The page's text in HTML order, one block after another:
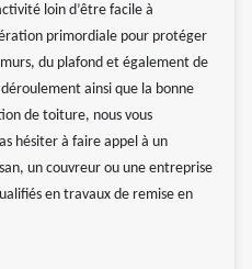
loin d’être facile à
primordiale pour protéger
du plafond et également de
ainsi que la bonne
de toiture, nous vous
hésiter à faire appel à un
un couvreur ou une entreprise
en travaux de remise en